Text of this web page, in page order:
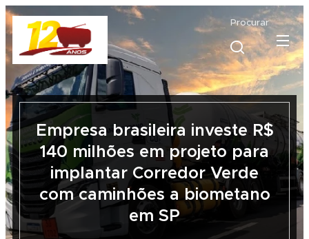
Procurar
Empresa brasileira investe R$
140 milhões em projeto para
implantar Corredor Verde
com caminhões a biometano
em SP